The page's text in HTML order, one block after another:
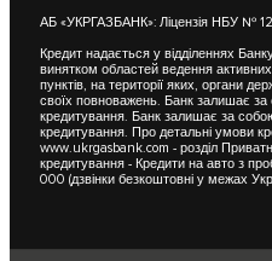
АБ «УКРГАЗБАНК»: Ліцензія НБУ №
Кредит надається у відділеннях
винятком областей ведення
пунктів, на території яких, органи
своїх повноважень. Банк залишає
кредитування. Банк залишає за
кредитування. Про детальні умови
www.ukrgasbank.com - розділ
кредитування - Кредити на авто з
000 (дзвінки безкоштовні у межах